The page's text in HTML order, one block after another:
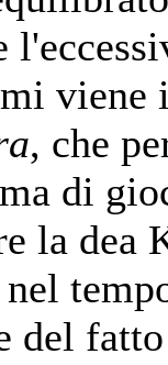
viene
, che
di
la
del